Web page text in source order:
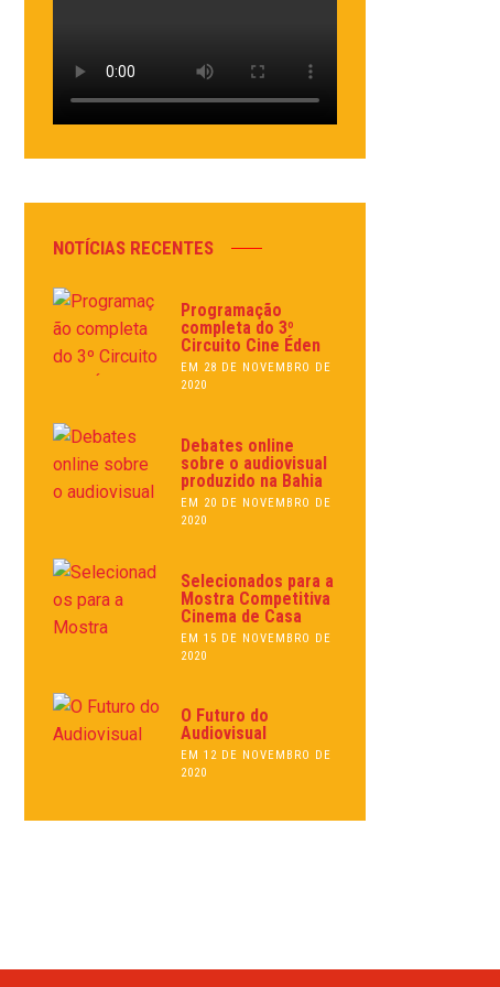
NOTÍCIAS RECENTES
Programação
completa do 3º
Circuito Cine Éden
EM 28 DE NOVEMBRO DE
2020
Debates online
sobre o audiovisual
produzido na Bahia
EM 20 DE NOVEMBRO DE
2020
Selecionados para a
Mostra Competitiva
Cinema de Casa
EM 15 DE NOVEMBRO DE
2020
O Futuro do
Audiovisual
EM 12 DE NOVEMBRO DE
2020